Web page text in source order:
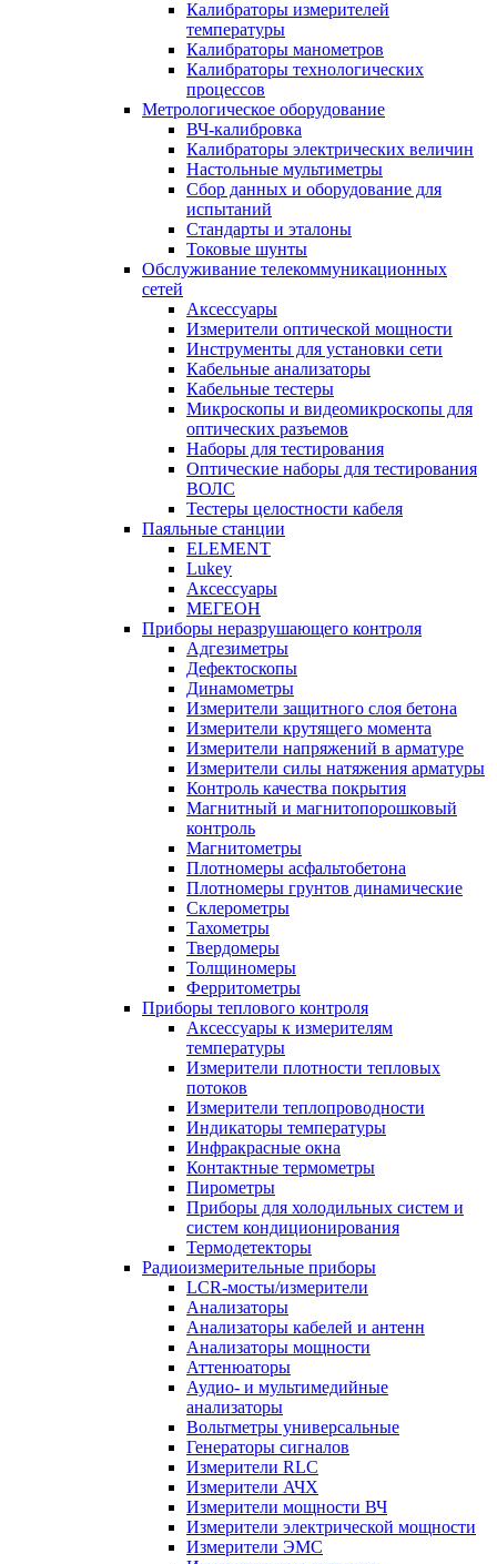
Калибраторы измерителей
температуры
Калибраторы манометров
Калибраторы технологических
процессов
Метрологическое оборудование
ВЧ-калибровка
Калибраторы электрических величин
Настольные мультиметры
Сбор данных и оборудование для
испытаний
Стандарты и эталоны
Токовые шунты
Обслуживание телекоммуникационных
сетей
Аксессуары
Измерители оптической мощности
Инструменты для установки сети
Кабельные анализаторы
Кабельные тестеры
Микроскопы и видеомикроскопы для
оптических разъемов
Наборы для тестирования
Оптические наборы для тестирования
ВОЛС
Тестеры целостности кабеля
Паяльные станции
ELEMENT
Lukey
Аксессуары
МЕГЕОН
Приборы неразрушающего контроля
Адгезиметры
Дефектоскопы
Динамометры
Измерители защитного слоя бетона
Измерители крутящего момента
Измерители напряжений в арматуре
Измерители силы натяжения арматуры
Контроль качества покрытия
Магнитный и магнитопорошковый
контроль
Магнитометры
Плотномеры асфальтобетона
Плотномеры грунтов динамические
Склерометры
Тахометры
Твердомеры
Толщиномеры
Ферритометры
Приборы теплового контроля
Аксессуары к измерителям
температуры
Измерители плотности тепловых
потоков
Измерители теплопроводности
Индикаторы температуры
Инфракрасные окна
Контактные термометры
Пирометры
Приборы для холодильных систем и
систем кондиционирования
Термодетекторы
Радиоизмерительные приборы
LCR-мосты/измерители
Анализаторы
Анализаторы кабелей и антенн
Анализаторы мощности
Аттенюаторы
Аудио- и мультимедийные
анализаторы
Вольтметры универсальные
Генераторы сигналов
Измерители RLC
Измерители АЧХ
Измерители мощности ВЧ
Измерители электрической мощности
Измерители ЭМС